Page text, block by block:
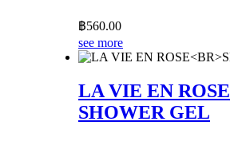
฿560.00
see more
LA VIE EN ROSE
SHOWER GEL